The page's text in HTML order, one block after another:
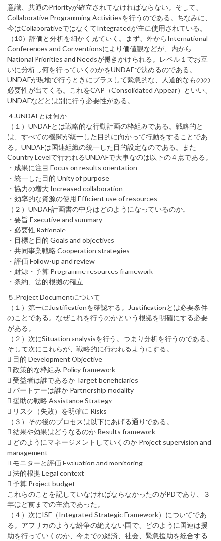
意識、共通のPriorityが確立されてなければならない。そして、
Collaborative Programming Activitiesを行うのである。ちなみに、
今はCollaborativeではなくてIntegratedが主に使用されている。
（10）評価と分析を細かく見ていく。まず、外からInternational
Conferences and Conventionsにより価値観などが、内から
National Priorities and Needsが働きかけられる。レベル１でお互
いに分析し何を行っていくのかをUNDAFで決めるのである。
UNDAFが現地で行うときにプラスして緊急的な、人道的なものの
必要性が出てくる。これをCAP（Consolidated Appear）といい、
UNDAFなどとは別に行う必要性がある。
４.UNDAFとは何か
（１）UNDAFとは戦略的な行動計画の枠組みである。戦略的と
は、すべての機関が統一した目的に向かって行動をすることであ
る。UNDAFは国連組織の統一した目的設定なのである。また
Country Levelで行われるUNDAFで大事なのは以下の４点である。
・成果に注目 Focus on results orientation
・統一した目的 Unity of purpose
・協力の増大 Increased collaboration
・効率的な資源の使用 Efficient use of resources
（２）UNDAF計画書の中身はどのようになっているのか。
・要旨 Executive and summary
・必要性 Rationale
・目標と目的 Goals and objectives
・共同事業戦略 Cooperation strategies
・評価 Follow-up and review
・財源・予算 Programme resources framework
・条約、法的根拠の確立
５.Project Documentについて
（１）第一にJustificationを確認する。Justificationとは必要条件
のことである。なぜこれを行うのかという根拠を明確にする必要
がある。
（２）次にSituation analysisを行う。つまり分析を行うのである。
そして次にこれらが、戦略的に行われるようにする。
 目的 Development Objective
 政策的な枠組み Policy framework
 受益者は誰であるか Target beneficiaries
 パートナーは誰か Partnership modality
 援助の戦略 Assistance Strategy
 リスク（失敗）を明確に Risks
（３）その後のプロセスは以下にあげる通りである。
 結果や効果はどうなるのか Results framework
 どのようにマネージメントしていくのか Project supervision and
management
 モニターと評価 Evaluation and monitoring
 法的根拠 Legal context
 予算 Project budget
これらのことを記していなければならなかったのがPDであり、３
年ほど前までの主流であった。
（４）次にISF（Integrated Strategic Framework）についてであ
る。アフリカのような紛争の絶えない国で、どのように国連は援
助を行っていくのか、今までの経済、社会、緊急援助を統合する